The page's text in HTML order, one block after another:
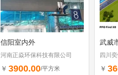
信阳室内外
河南正焱环保科技有限公司
￥ 3900.00/平方米
武威
四川
￥